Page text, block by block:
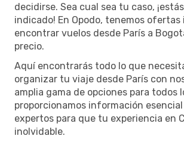
decidirse. Sea cual sea tu caso,
indicado! En Opodo, tenemos ofertas
encontrar vuelos desde París a
precio.
Aquí encontrarás todo lo que
organizar tu viaje desde París con
amplia gama de opciones para todos
proporcionamos información
expertos para que tu experiencia en
inolvidable.